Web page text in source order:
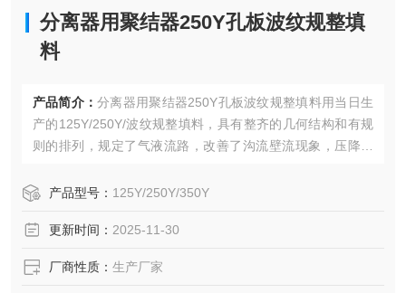
分离器用聚结器250Y孔板波纹规整填
料
产品简介： 分离器用聚结器250Y孔板波纹规整填料用当日生
产的125Y/250Y/波纹规整填料，具有整齐的几何结构和有规
则的排列，规定了气液流路，改善了沟流壁流现象，压降很
产品型号： 125Y/250Y/350Y
更新时间： 2025-11-30
厂商性质： 生产厂家